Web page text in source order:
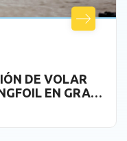
DE VOLAR
EN GRAN